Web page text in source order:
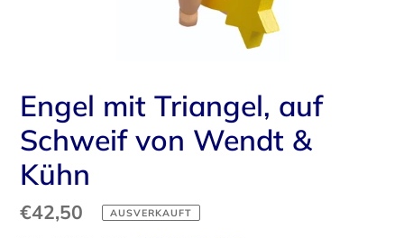
Engel mit Triangel, auf
Schweif von Wendt &
Kühn
Normaler
€42,50 AUSVERKAUFT